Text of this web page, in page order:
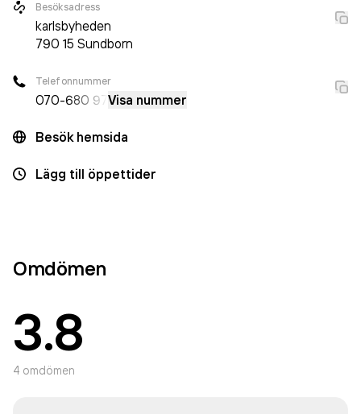
Besöksadress
karlsbyheden
790 15 Sundborn
Telefonnummer
070-680 97 Visa nummer
Besök hemsida
Lägg till öppettider
Omdömen
3.8
4 omdömen